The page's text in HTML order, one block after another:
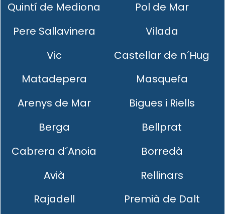
Quintí de Mediona
Pol de Mar
Pere Sallavinera
Vilada
Vic
Castellar de n´Hug
Matadepera
Masquefa
Arenys de Mar
Bigues i Riells
Berga
Bellprat
Cabrera d´Anoia
Borredà
Avià
Rellinars
Rajadell
Premià de Dalt